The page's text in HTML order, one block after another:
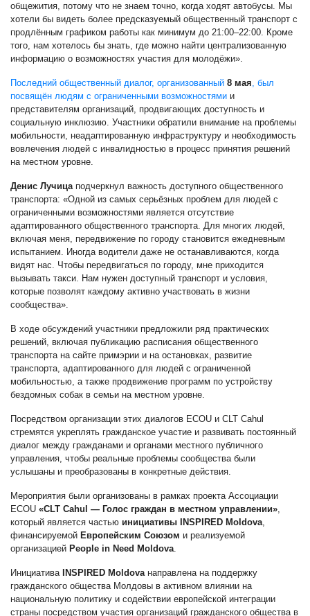
общежития, потому что не знаем точно, когда ходят автобусы. Мы
хотели бы видеть более предсказуемый общественный транспорт с
продлённым графиком работы как минимум до 21:00–22:00. Кроме
того, нам хотелось бы знать, где можно найти централизованную
информацию о возможностях участия для молодёжи».
Последний общественный диалог, организованный 8 мая, был
посвящён людям с ограниченными возможностями и
представителям организаций, продвигающих доступность и
социальную инклюзию. Участники обратили внимание на проблемы
мобильности, неадаптированную инфраструктуру и необходимость
вовлечения людей с инвалидностью в процесс принятия решений
на местном уровне.
Денис Лучицаподчеркнул важность доступного общественного
транспорта: «Одной из самых серьёзных проблем для людей с
ограниченными возможностями является отсутствие
адаптированного общественного транспорта. Для многих людей,
включая меня, передвижение по городу становится ежедневным
испытанием. Иногда водители даже не останавливаются, когда
видят нас. Чтобы передвигаться по городу, мне приходится
вызывать такси. Нам нужен доступный транспорт и условия,
которые позволят каждому активно участвовать в жизни
сообщества».
В ходе обсуждений участники предложили ряд практических
решений, включая публикацию расписания общественного
транспорта на сайте примэрии и на остановках, развитие
транспорта, адаптированного для людей с ограниченной
мобильностью, а также продвижение программ по устройству
бездомных собак в семьи на местном уровне.
Посредством организации этих диалогов ECOU и CLT Cahul
стремятся укреплять гражданское участие и развивать постоянный
диалог между гражданами и органами местного публичного
управления, чтобы реальные проблемы сообщества были
услышаны и преобразованы в конкретные действия.
Мероприятия были организованы в рамках проекта Ассоциации
ECOU «CLT Cahul — Голос граждан в местном управлении»,
который является частью инициативы INSPIRED Moldova,
финансируемой Европейским Союзом и реализуемой
организацией People in Need Moldova.
Инициатива INSPIRED Moldovaнаправлена на поддержку
гражданского общества Молдовы в активном влиянии на
национальную политику и содействии европейской интеграции
страны посредством участия организаций гражданского общества в